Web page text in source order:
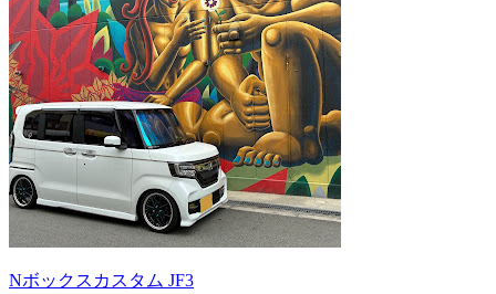
Nボックスカスタム JF3